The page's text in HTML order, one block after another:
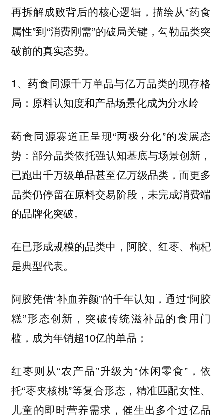
再拆解成败背后的核心逻辑，描绘从“药食
属性”到“消费刚需”的破局关键，勾勒品类突
破前的真实态势。
1、药食同源千万单品与亿万品类的现存格
局：原料认知度和产品场景化成为分水岭
药食同源赛道正呈现“两极分化”的发展态
势：部分品类依托强认知基底与场景创新，
已跑出千万级单品甚至亿万级品类 ，而更多
品类仍停留在原料交易阶段，未完成消费端
的品牌化突破。
在已形成规模的品类中，阿胶、红枣、枸杞
是典型代表。
阿胶凭借“补血养颜”的千年认知，通过“阿胶
糕”形态创新，突破传统滋补品的食用门
槛，成为年销超10亿的单品；
红枣则从“农产品”升级为“休闲零食”，依
托“枣夹核桃”等复合形态，精准匹配女性、
儿童的即时营养需求，催生出多个过亿品